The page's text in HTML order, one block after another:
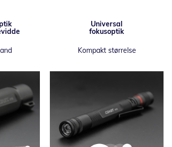
Universal
fokusoptik
Kompakt størrelse